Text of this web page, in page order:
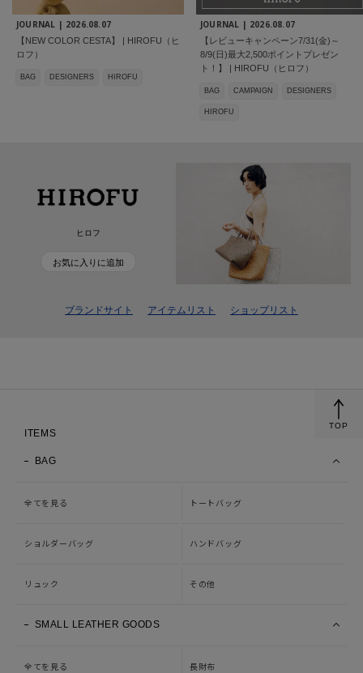
JOURNAL | 2026.08.07
【NEW COLOR CESTA】 | HIROFU（ヒ
ロフ）
BAG DESIGNERS HIROFU
JOURNAL | 2026.08.07
【レビューキャンペーン7/31(金)～
8/9(日)最大2,500ポイントプレゼン
ト！】 | HIROFU（ヒロフ）
BAG CAMPAIGN DESIGNERS
HIROFU
ヒロフ
お気に入りに追加
ブランドサイト アイテムリスト ショップリスト
ITEMS
BAG
全てを見る トートバッグ
ショルダーバッグ ハンドバッグ
リュック その他
SMALL LEATHER GOODS
全てを見る 長財布
TOP